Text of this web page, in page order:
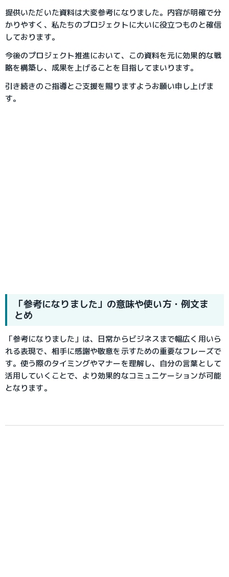
提供いただいた資料は大変参考になりました。内容が明確で分
かりやすく、私たちのプロジェクトに大いに役立つものと確信
しております。
今後のプロジェクト推進において、この資料を元に効果的な戦
略を構築し、成果を上げることを目指してまいります。
引き続きのご指導とご支援を賜りますようお願い申し上げま
す。
「参考になりました」の意味や使い方・例文ま
とめ
「参考になりました」は、日常からビジネスまで幅広く用いら
れる表現で、相手に感謝や敬意を示すための重要なフレーズで
す。使う際のタイミングやマナーを理解し、自分の言葉として
活用していくことで、より効果的なコミュニケーションが可能
となります。